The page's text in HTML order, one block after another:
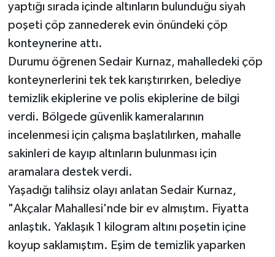
yaptığı sırada içinde altınların bulunduğu siyah
poşeti çöp zannederek evin önündeki çöp
konteynerine attı.
Durumu öğrenen Sedair Kurnaz, mahalledeki çöp
konteynerlerini tek tek karıştırırken, belediye
temizlik ekiplerine ve polis ekiplerine de bilgi
verdi. Bölgede güvenlik kameralarının
incelenmesi için çalışma başlatılırken, mahalle
sakinleri de kayıp altınların bulunması için
aramalara destek verdi.
Yaşadığı talihsiz olayı anlatan Sedair Kurnaz,
"Akçalar Mahallesi'nde bir ev almıştım. Fiyatta
anlaştık. Yaklaşık 1 kilogram altını poşetin içine
koyup saklamıştım. Eşim de temizlik yaparken